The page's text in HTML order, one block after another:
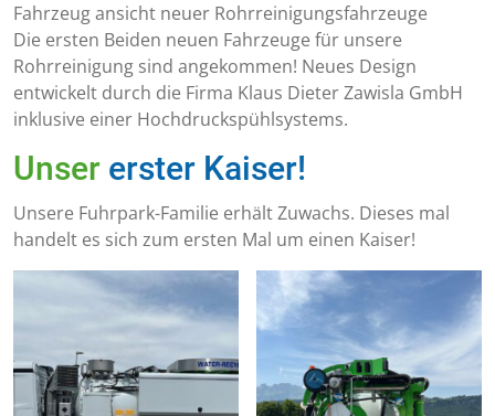
Fahrzeug ansicht neuer Rohrreinigungsfahrzeuge
Die ersten Beiden neuen Fahrzeuge für unsere
Rohrreinigung sind angekommen! Neues Design
entwickelt durch die Firma Klaus Dieter Zawisla GmbH
inklusive einer Hochdruckspühlsystems.
Unser erster Kaiser!
Unsere Fuhrpark-Familie erhält Zuwachs. Dieses mal
handelt es sich zum ersten Mal um einen Kaiser!